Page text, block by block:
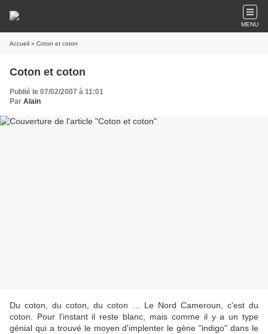
MENU
Accueil » Coton et coton
Coton et coton
Publié le 07/02/2007 à 11:01
Par Alain
Du coton, du coton, du coton ... Le Nord Cameroun, c'est du
coton. Pour l'instant il reste blanc, mais comme il y a un type
génial qui a trouvé le moyen d'implenter le gène "indigo" dans le